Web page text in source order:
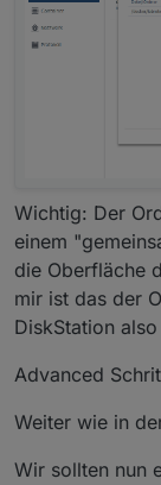
Wichtig: Der
einem
die Oberfläche
mir ist das der
DiskStation
Advanced
Weiter wie in
Wir sollten nun